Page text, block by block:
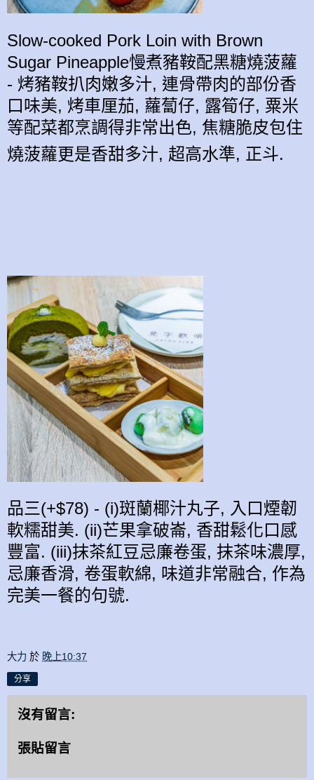
Slow-cooked Pork Loin with Brown
Sugar Pineapple慢煮豬鞍配黑糖燒菠蘿
- 烤豬鞍扒肉嫩多汁, 連骨帶肉的部份香
口味美, 烤車厘茄, 蘿蔔仔, 露筍仔, 粟米
等配菜都烹調得非常出色, 焦糖脆皮包住
燒菠蘿更是香甜多汁, 超高水準, 正斗.
品三(+$78) - (i)斑蘭椰汁丸子, 入口煙韌
軟糯甜美. (ii)芒果拿破崙, 香甜鬆化口感
豐富. (iii)抹茶紅豆忌廉卷蛋, 抹茶味濃厚,
忌廉香滑, 卷蛋軟綿, 味道非常融合, 作為
完美一餐的句號.
大力 於 晚上10:37
分享
沒有留言:
張貼留言